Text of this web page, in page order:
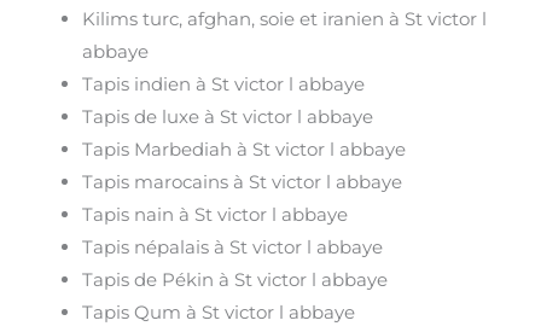
Kilims turc, afghan, soie et iranien à St victor l
abbaye
Tapis indien à St victor l abbaye
Tapis de luxe à St victor l abbaye
Tapis Marbediah à St victor l abbaye
Tapis marocains à St victor l abbaye
Tapis nain à St victor l abbaye
Tapis népalais à St victor l abbaye
Tapis de Pékin à St victor l abbaye
Tapis Qum à St victor l abbaye